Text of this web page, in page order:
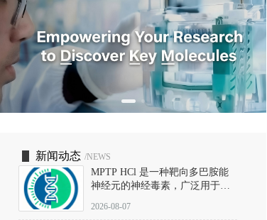
l
e
n
a
v
i
g
a
新闻动态 /NEWS
MPTP HCl 是一种靶向多巴胺能
神经元的神经毒素，广泛用于构
以盐酸盐形式存在，可触发线粒
2026-08-07